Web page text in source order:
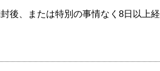
後、または特別の事情なく8日以上経